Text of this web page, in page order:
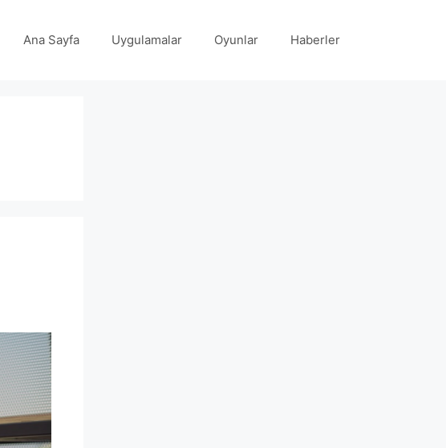
Ana Sayfa Uygulamalar Oyunlar Haberler